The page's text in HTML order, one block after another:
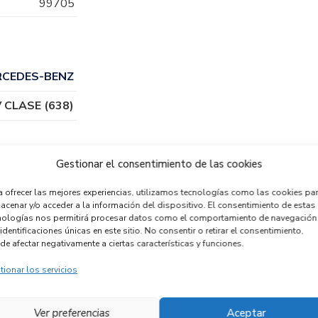
Gestionar el consentimiento de las cookies
ofrecer las mejores experiencias, utilizamos tecnologías como las cookies
y/o acceder a la información del dispositivo. El consentimiento de estas
nos permitirá procesar datos como el comportamiento de
únicas en este sitio. No consentir o retirar el consentimiento,
afectar negativamente a ciertas características y funciones.
los servicios
Aceptar
Ver preferencias
99705
BENZ
CLASE (638)
MANDO